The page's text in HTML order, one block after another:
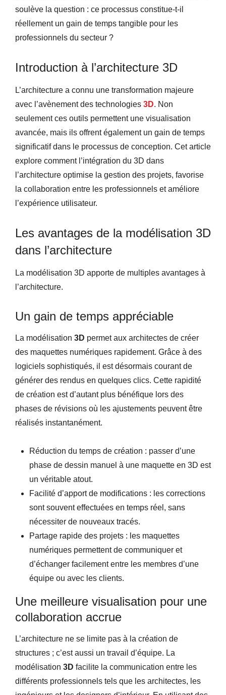
soulève la question : ce processus constitue-t-il
réellement un gain de temps tangible pour les
professionnels du secteur ?
Introduction à l’architecture 3D
L’architecture a connu une transformation majeure
avec l’avènement des technologies 3D. Non
seulement ces outils permettent une visualisation
avancée, mais ils offrent également un gain de temps
significatif dans le processus de conception. Cet article
explore comment l’intégration du 3D dans
l’architecture optimise la gestion des projets, favorise
la collaboration entre les professionnels et améliore
l’expérience utilisateur.
Les avantages de la modélisation 3D
dans l’architecture
La modélisation 3D apporte de multiples avantages à
l’architecture.
Un gain de temps appréciable
La modélisation 3D permet aux architectes de créer
des maquettes numériques rapidement. Grâce à des
logiciels sophistiqués, il est désormais courant de
générer des rendus en quelques clics. Cette rapidité
de création est d’autant plus bénéfique lors des
phases de révisions où les ajustements peuvent être
réalisés instantanément.
Réduction du temps de création : passer d’une
phase de dessin manuel à une maquette en 3D est
un véritable atout.
Facilité d’apport de modifications : les corrections
sont souvent effectuées en temps réel, sans
nécessiter de nouveaux tracés.
Partage rapide des projets : les maquettes
numériques permettent de communiquer et
d’échanger facilement entre les membres d’une
équipe ou avec les clients.
Une meilleure visualisation pour une
collaboration accrue
L’architecture ne se limite pas à la création de
structures ; c’est aussi un travail d’équipe. La
modélisation 3D facilite la communication entre les
différents professionnels tels que les architectes, les